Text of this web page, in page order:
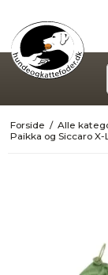
Forside / Alle
Paikka og Siccaro X-